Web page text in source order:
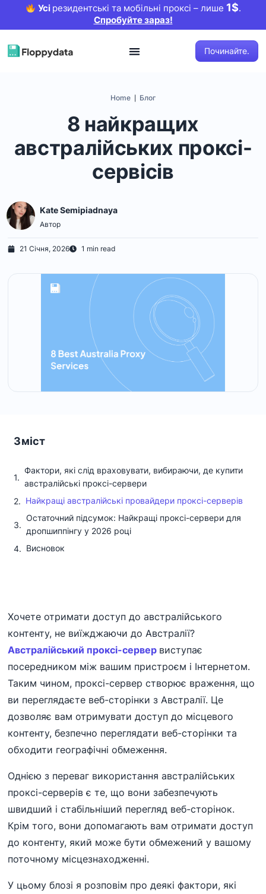
Усі резидентські та мобільні проксі – лише 1$.
Спробуйте зараз!
Починайте.
Home Блог
8 найкращих
австралійських проксі-
сервісів
Kate Semipiadnaya
Автор
21 Січня, 2026 1 min read
Хочете отримати доступ до австралійського
контенту, не виїжджаючи до Австралії?
Австралійський проксі-сервер виступає
посередником між вашим пристроєм і Інтернетом.
Таким чином, проксі-сервер створює враження, що
ви переглядаєте веб-сторінки з Австралії. Це
дозволяє вам отримувати доступ до місцевого
контенту, безпечно переглядати веб-сторінки та
обходити географічні обмеження.
Однією з переваг використання австралійських
проксі-серверів є те, що вони забезпечують
швидший і стабільніший перегляд веб-сторінок.
Крім того, вони допомагають вам отримати доступ
до контенту, який може бути обмежений у вашому
поточному місцезнаходженні.
У цьому блозі я розповім про деякі фактори, які
Зміст
Фактори, які слід враховувати, вибираючи, де купити
австралійські проксі-сервери
Найкращі австралійські провайдери проксі-серверів
Остаточний підсумок: Найкращі проксі-сервери для
дропшиппінгу у 2026 році
Висновок